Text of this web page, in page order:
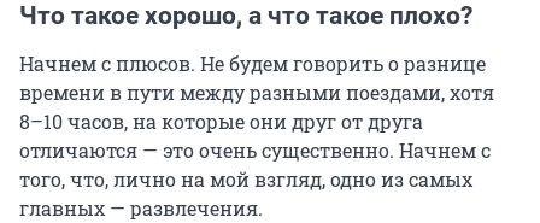
Что такое хорошо, а что такое плохо?
Начнем с плюсов. Не будем говорить о разнице
времени в пути между разными поездами, хотя
8–10 часов, на которые они друг от друга
отличаются — это очень существенно. Начнем с
того, что, лично на мой взгляд, одно из самых
главных — развлечения.